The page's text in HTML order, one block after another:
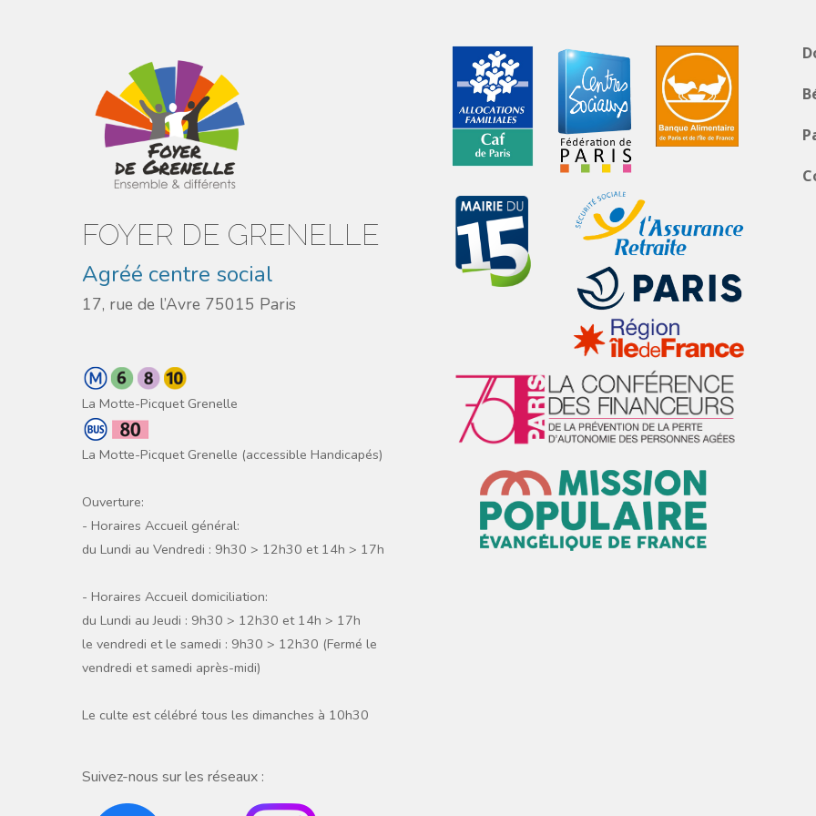
FOYER DE GRENELLE
Agréé centre social
17, rue de l’Avre 75015 Paris
La Motte-Picquet Grenelle
La Motte-Picquet Grenelle (accessible Handicapés)
Ouverture:
- Horaires Accueil général:
du Lundi au Vendredi : 9h30 > 12h30 et 14h > 17h
- Horaires Accueil domiciliation:
du Lundi au Jeudi : 9h30 > 12h30 et 14h > 17h
le vendredi et le samedi : 9h30 > 12h30 (Fermé le
vendredi et samedi après-midi)
Le culte est célébré tous les dimanches à 10h30
Suivez-nous sur les réseaux :